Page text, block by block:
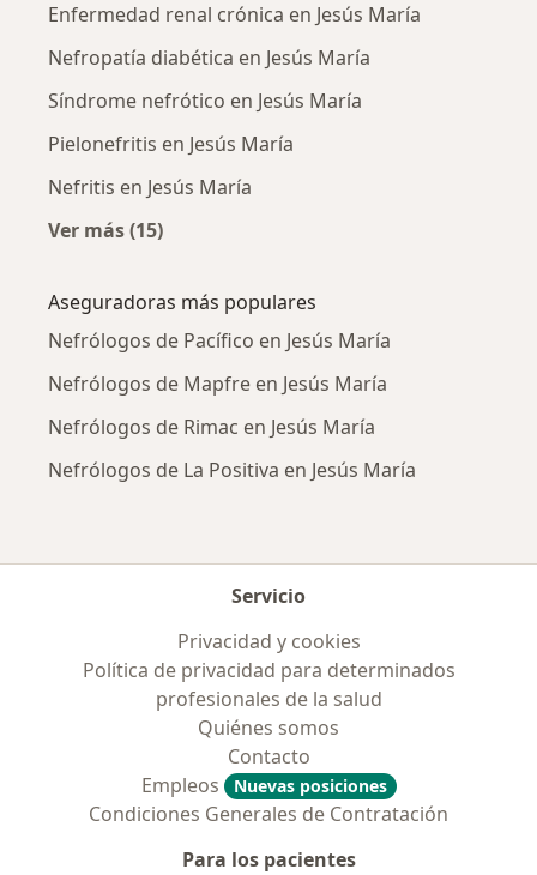
Enfermedad renal crónica en Jesús María
Nefropatía diabética en Jesús María
Síndrome nefrótico en Jesús María
Pielonefritis en Jesús María
Nefritis en Jesús María
Ver más (15)
Aseguradoras más populares
Nefrólogos de Pacífico en Jesús María
Nefrólogos de Mapfre en Jesús María
Nefrólogos de Rimac en Jesús María
Nefrólogos de La Positiva en Jesús María
Servicio
Privacidad y cookies
Política de privacidad para determinados
profesionales de la salud
Quiénes somos
Contacto
Empleos
Nuevas posiciones
Condiciones Generales de Contratación
Para los pacientes